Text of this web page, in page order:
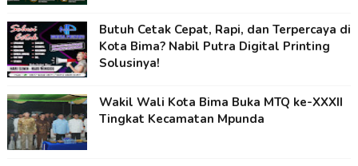
Butuh Cetak Cepat, Rapi, dan Terpercaya di
Kota Bima? Nabil Putra Digital Printing
Solusinya!
Wakil Wali Kota Bima Buka MTQ ke-XXXII
Tingkat Kecamatan Mpunda